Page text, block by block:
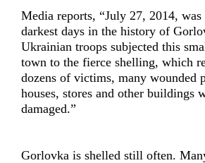
Media reports, “July 27, 2014, was
darkest days in the history of
Ukrainian troops subjected this
town to the fierce shelling, which
dozens of victims, many wounded
houses, stores and other buildings
damaged.”
Gorlovka is shelled still often.